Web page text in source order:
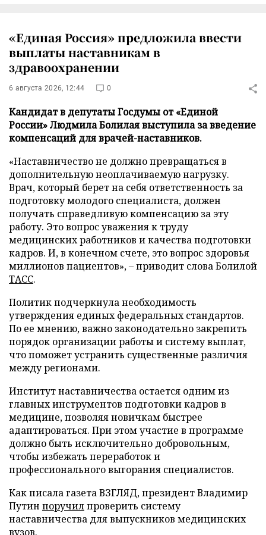
«Единая Россия» предложила ввести
выплаты наставникам в
здравоохранении
6 августа 2026, 12:44 0
Кандидат в депутаты Госдумы от «Единой
России» Людмила Болилая выступила за введение
компенсаций для врачей-наставников.
«Наставничество не должно превращаться в
дополнительную неоплачиваемую нагрузку.
Врач, который берет на себя ответственность за
подготовку молодого специалиста, должен
получать справедливую компенсацию за эту
работу. Это вопрос уважения к труду
медицинских работников и качества подготовки
кадров. И, в конечном счете, это вопрос здоровья
миллионов пациентов», – приводит слова Болилой
ТАСС.
Политик подчеркнула необходимость
утверждения единых федеральных стандартов.
По ее мнению, важно законодательно закрепить
порядок организации работы и систему выплат,
что поможет устранить существенные различия
между регионами.
Институт наставничества остается одним из
главных инструментов подготовки кадров в
медицине, позволяя новичкам быстрее
адаптироваться. При этом участие в программе
должно быть исключительно добровольным,
чтобы избежать переработок и
профессионального выгорания специалистов.
Как писала газета ВЗГЛЯД, президент Владимир
Путин поручилпроверить систему
наставничества для выпускников медицинских
вузов.